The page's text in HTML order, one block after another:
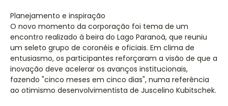
Planejamento e inspiração
O novo momento da corporação foi tema de um
encontro realizado à beira do Lago Paranoá, que reuniu
um seleto grupo de coronéis e oficiais. Em clima de
entusiasmo, os participantes reforçaram a visão de que a
inovação deve acelerar os avanços institucionais,
fazendo "cinco meses em cinco dias", numa referência
ao otimismo desenvolvimentista de Juscelino Kubitschek.